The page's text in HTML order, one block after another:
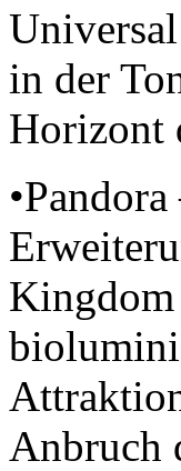
in der
Horizont
Kingdom
Anbruch